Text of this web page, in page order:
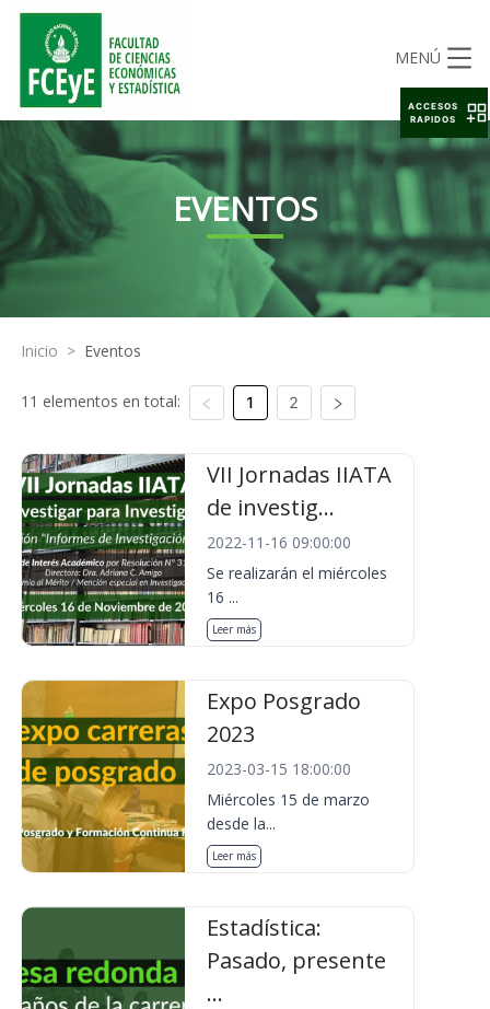
MENÚ
EVENTOS
Inicio > Eventos
11 elementos en total: 1 2
VII Jornadas IIATA
de investig...
2022-11-16 09:00:00
Se realizarán el miércoles
16 ...
Leer más
Expo Posgrado
2023
2023-03-15 18:00:00
Miércoles 15 de marzo
desde la...
Leer más
Estadística:
Pasado, presente
...
ACCESOS
RAPIDOS